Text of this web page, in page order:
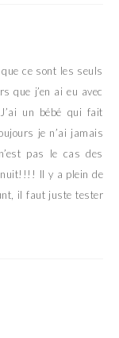
ce sont les seuls
que j’en ai eu avec
un bébé qui fait
je n’ai jamais
pas le cas des
nuit!!!! Il y a plein de
il faut juste tester